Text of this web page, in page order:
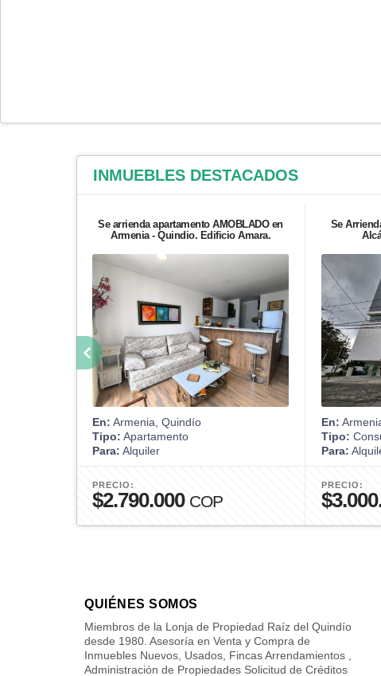
INMUEBLES DESTACADOS
Se arrienda apartamento AMOBLADO en
Armenia - Quindio. Edificio Amara.
En: Armenia, Quindío
Tipo: Apartamento
Para: Alquiler
PRECIO:
$2.790.000 COP
Se
En:
Tipo:
Para:
PRECIO:
QUIÉNES SOMOS
Miembros de la Lonja de Propiedad Raíz del Quindío
desde 1980. Asesoría en Venta y Compra de
Inmuebles Nuevos, Usados, Fincas Arrendamientos ,
Administración de Propiedades Solicitud de Créditos